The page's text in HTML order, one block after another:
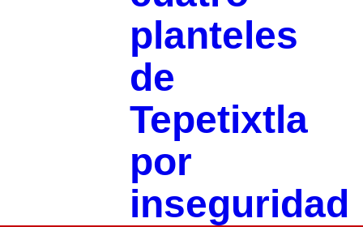
planteles
de
Tepetixtla
por
inseguridad